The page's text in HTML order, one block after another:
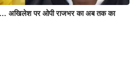
अखिलेश पर ओपी राजभर का अब तक का